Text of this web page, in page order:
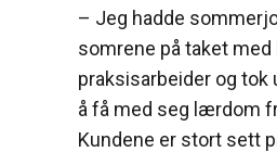
– Jeg hadde
somrene på taket
praksisarbeider og
å få med seg lærdom
Kundene er stort sett